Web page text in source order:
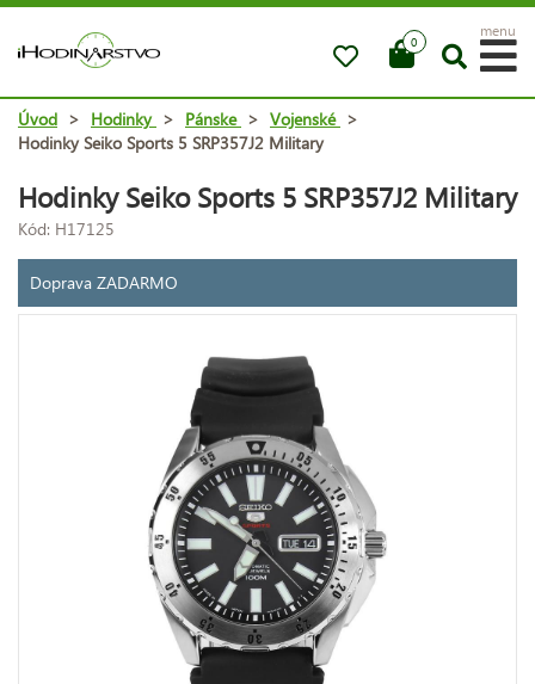
0
menu
Úvod > Hodinky > Pánske > Vojenské >
Hodinky Seiko Sports 5 SRP357J2 Military
Hodinky Seiko Sports 5 SRP357J2 Military
Kód: H17125
Doprava ZADARMO